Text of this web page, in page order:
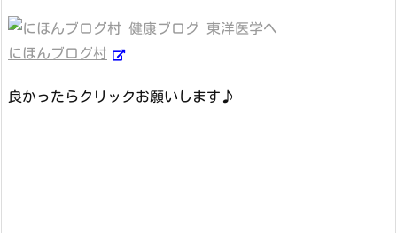
にほんブログ村
良かったらクリックお願いします♪